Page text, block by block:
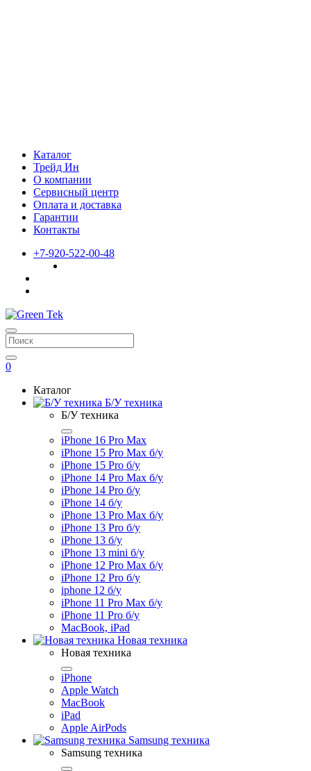
Каталог
Трейд Ин
О компании
Сервисный центр
Оплата и доставка
Гарантии
Контакты
+7-920-522-00-48
0
Каталог
Б/У техника
Б/У техника
iPhone 16 Pro Max
iPhone 15 Pro Max б/у
iPhone 15 Pro б/у
iPhone 14 Pro Max б/у
iPhone 14 Pro б/у
iPhone 14 б/у
iPhone 13 Pro Max б/у
iPhone 13 Pro б/у
iPhone 13 б/у
iPhone 13 mini б/у
iPhone 12 Pro Max б/у
iPhone 12 Pro б/у
iphone 12 б/у
iPhone 11 Pro Max б/у
iPhone 11 Pro б/у
MacBook, iPad
Новая техника
Новая техника
iPhone
Apple Watch
MacBook
iPad
Apple AirPods
Samsung техника
Samsung техника